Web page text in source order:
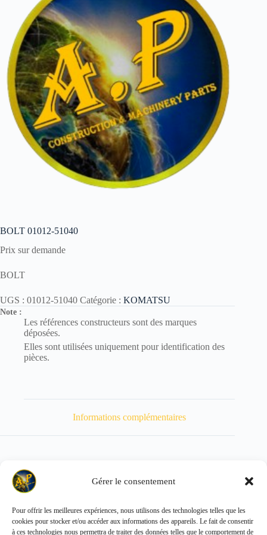
Gérer le consentement
Pour offrir les meilleures expériences, nous utilisons des technologies telles que les
cookies pour stocker et/ou accéder aux informations des appareils. Le fait de consentir
à ces technologies nous permettra de traiter des données telles que le comportement de
BOLT 01012-51040
Prix sur demande
BOLT
UGS : 01012-51040 Catégorie : KOMATSU
Note :
Les références constructeurs sont des marques
déposées.
Elles sont utilisées uniquement pour identification des
pièces.
Informations complémentaires
Poids 36 kg
Copyright © 2026 - ALL PARTS FRANCE SAS